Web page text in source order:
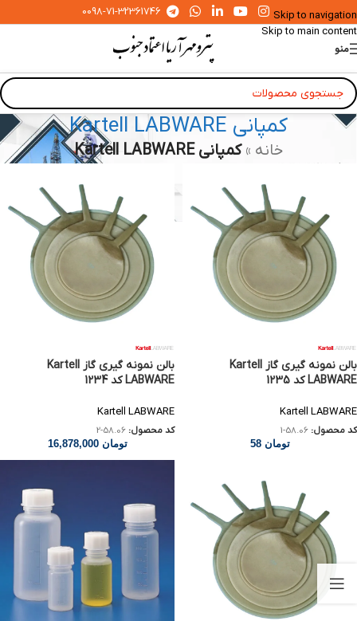
Skip to navigation
Skip to main content
0098-71-32361746
منو
کمپانی Kartell LABWARE
خانه »کمپانی Kartell LABWARE
بالن نمونه گیری گاز Kartell
LABWARE کد 1235
Kartell LABWARE
کد محصول: 58.06-1
تومان 58
بالن نمونه گیری گاز Kartell
LABWARE کد 1234
Kartell LABWARE
کد محصول: 58.06-2
تومان 16,878,000